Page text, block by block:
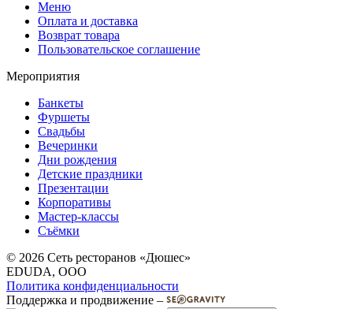
Меню
Оплата и доставка
Возврат товара
Пользовательское соглашение
Мероприятия
Банкеты
Фуршеты
Свадьбы
Вечеринки
Дни рождения
Детские праздники
Презентации
Корпоративы
Мастер-классы
Съёмки
© 2026 Сеть ресторанов «Дюшес»
EDUDA, OOO
Политика конфиденциальности
Поддержка и продвижение –